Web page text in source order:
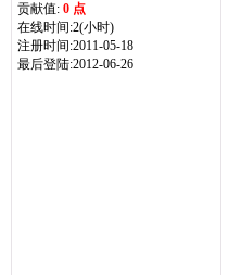
贡献值: 0 点
在线时间:2(小时)
注册时间:2011-05-18
最后登陆:2012-06-26